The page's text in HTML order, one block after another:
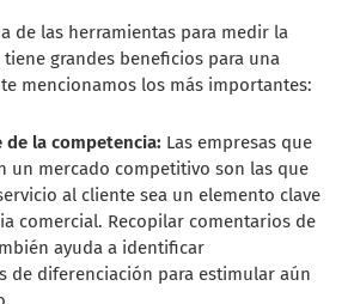
de las herramientas para medir la
grandes beneficios para una
mencionamos los más importantes:
de la competencia: Las empresas que
un mercado competitivo son las que
al cliente sea un elemento clave
comercial. Recopilar comentarios de
ayuda a identificar
de diferenciación para estimular aún